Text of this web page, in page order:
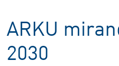
ARKU
2030